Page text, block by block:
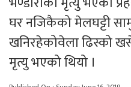
घर नजिकैको मेलघट्टी
खनिरहेकोवेला ढिस्को
मृत्यु भएको थियो ।